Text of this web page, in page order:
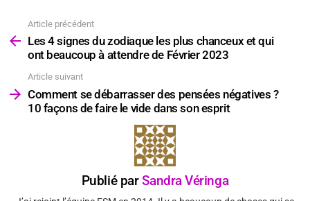
plus
Article précédent
Les 4 signes du zodiaque les plus chanceux et qui
ont beaucoup à attendre de Février 2023
Article suivant
Comment se débarrasser des pensées négatives ?
10 façons de faire le vide dans son esprit
Publié parSandra Véringa